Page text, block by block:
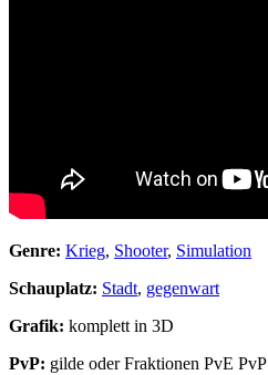
Genre: Krieg, Shooter, Simulation
Schauplatz: Stadt, gegenwart
Grafik: komplett in 3D
PvP: gilde oder Fraktionen PvE PvP